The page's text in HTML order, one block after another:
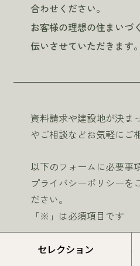
セレクション
合わせください。
お客様の理想の住まいづ
伝いさせていただきます。
資料請求や建設地が決ま
やご相談などお気軽にご
以下のフォームに必要事
プライバシーポリシーを
ださい。
「※」は必須項目です